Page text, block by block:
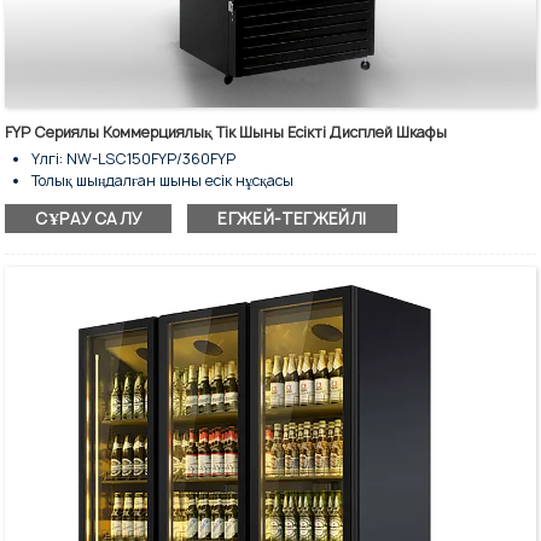
FYP Сериялы Коммерциялық Тік Шыны Есікті Дисплей Шкафы
Үлгі: NW-LSC150FYP/360FYP
Толық шыңдалған шыны есік нұсқасы
Сақтау сыйымдылығы: 50/70/208 литр
Желдеткішпен салқындату - Nofrost
Реттелетін сөрелер
СҰРАУ САЛУ ЕГЖЕЙ-ТЕГЖЕЙЛІ